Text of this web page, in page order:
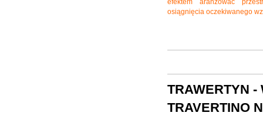
efektem aranżować
osiągnięcia oczekiwanego
TRAWERTYN -
TRAVERTINO